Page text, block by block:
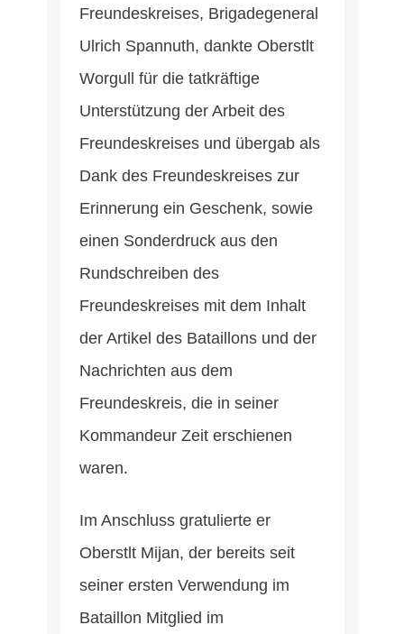
Freundeskreises, Brigadegeneral
Ulrich Spannuth, dankte Oberstlt
Worgull für die tatkräftige
Unterstützung der Arbeit des
Freundeskreises und übergab als
Dank des Freundeskreises zur
Erinnerung ein Geschenk, sowie
einen Sonderdruck aus den
Rundschreiben des
Freundeskreises mit dem Inhalt
der Artikel des Bataillons und der
Nachrichten aus dem
Freundeskreis, die in seiner
Kommandeur Zeit erschienen
waren.
Im Anschluss gratulierte er
Oberstlt Mijan, der bereits seit
seiner ersten Verwendung im
Bataillon Mitglied im